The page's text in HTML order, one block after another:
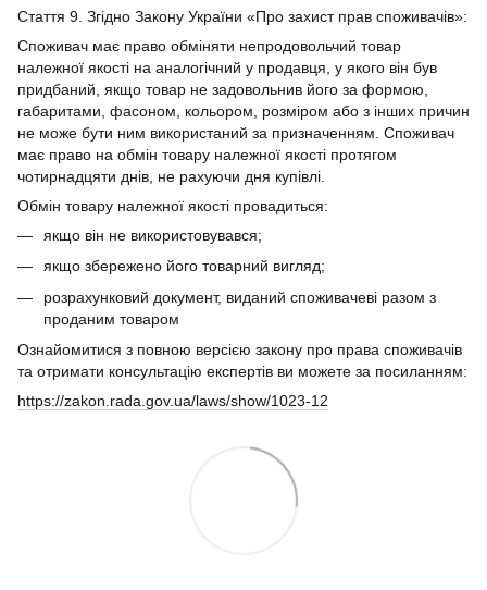
Стаття 9. Згідно Закону України «Про захист прав споживачів»:
Споживач має право обміняти непродовольчий товар
належної якості на аналогічний у продавця, у якого він був
придбаний, якщо товар не задовольнив його за формою,
габаритами, фасоном, кольором, розміром або з інших причин
не може бути ним використаний за призначенням. Споживач
має право на обмін товару належної якості протягом
чотирнадцяти днів, не рахуючи дня купівлі.
Обмін товару належної якості провадиться:
якщо він не використовувався;
якщо збережено його товарний вигляд;
розрахунковий документ, виданий споживачеві разом з
проданим товаром
Ознайомитися з повною версією закону про права споживачів
та отримати консультацію експертів ви можете за посиланням:
https://zakon.rada.gov.ua/laws/show/1023-12